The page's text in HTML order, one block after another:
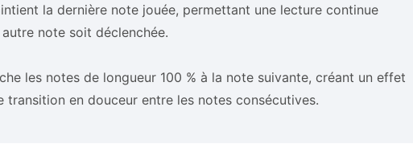
la dernière note jouée, permettant une lecture continue
note soit déclenchée.
les notes de longueur 100 % à la note suivante, créant un effet
transition en douceur entre les notes consécutives.